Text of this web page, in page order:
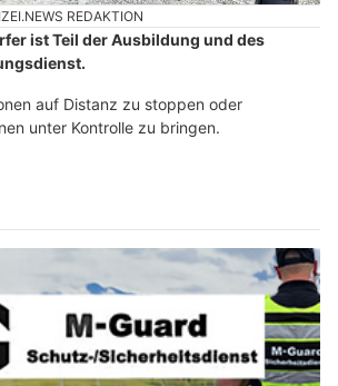
REDAKTION
ist Teil der Ausbildung und des
auf Distanz zu stoppen oder
unter Kontrolle zu bringen.